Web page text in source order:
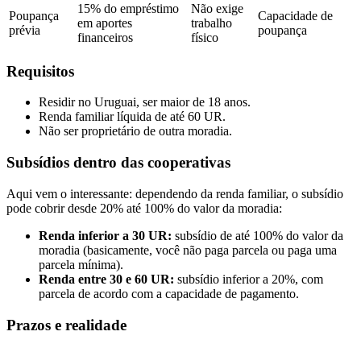
Poupança
prévia
15% do empréstimo
em aportes
financeiros
Não exige
trabalho
físico
Capacidade de
poupança
Requisitos
Residir no Uruguai, ser maior de 18 anos.
Renda familiar líquida de até 60 UR.
Não ser proprietário de outra moradia.
Subsídios dentro das cooperativas
Aqui vem o interessante: dependendo da renda familiar, o subsídio
pode cobrir desde 20% até 100% do valor da moradia:
Renda inferior a 30 UR: subsídio de até 100% do valor da
moradia (basicamente, você não paga parcela ou paga uma
parcela mínima).
Renda entre 30 e 60 UR: subsídio inferior a 20%, com
parcela de acordo com a capacidade de pagamento.
Prazos e realidade